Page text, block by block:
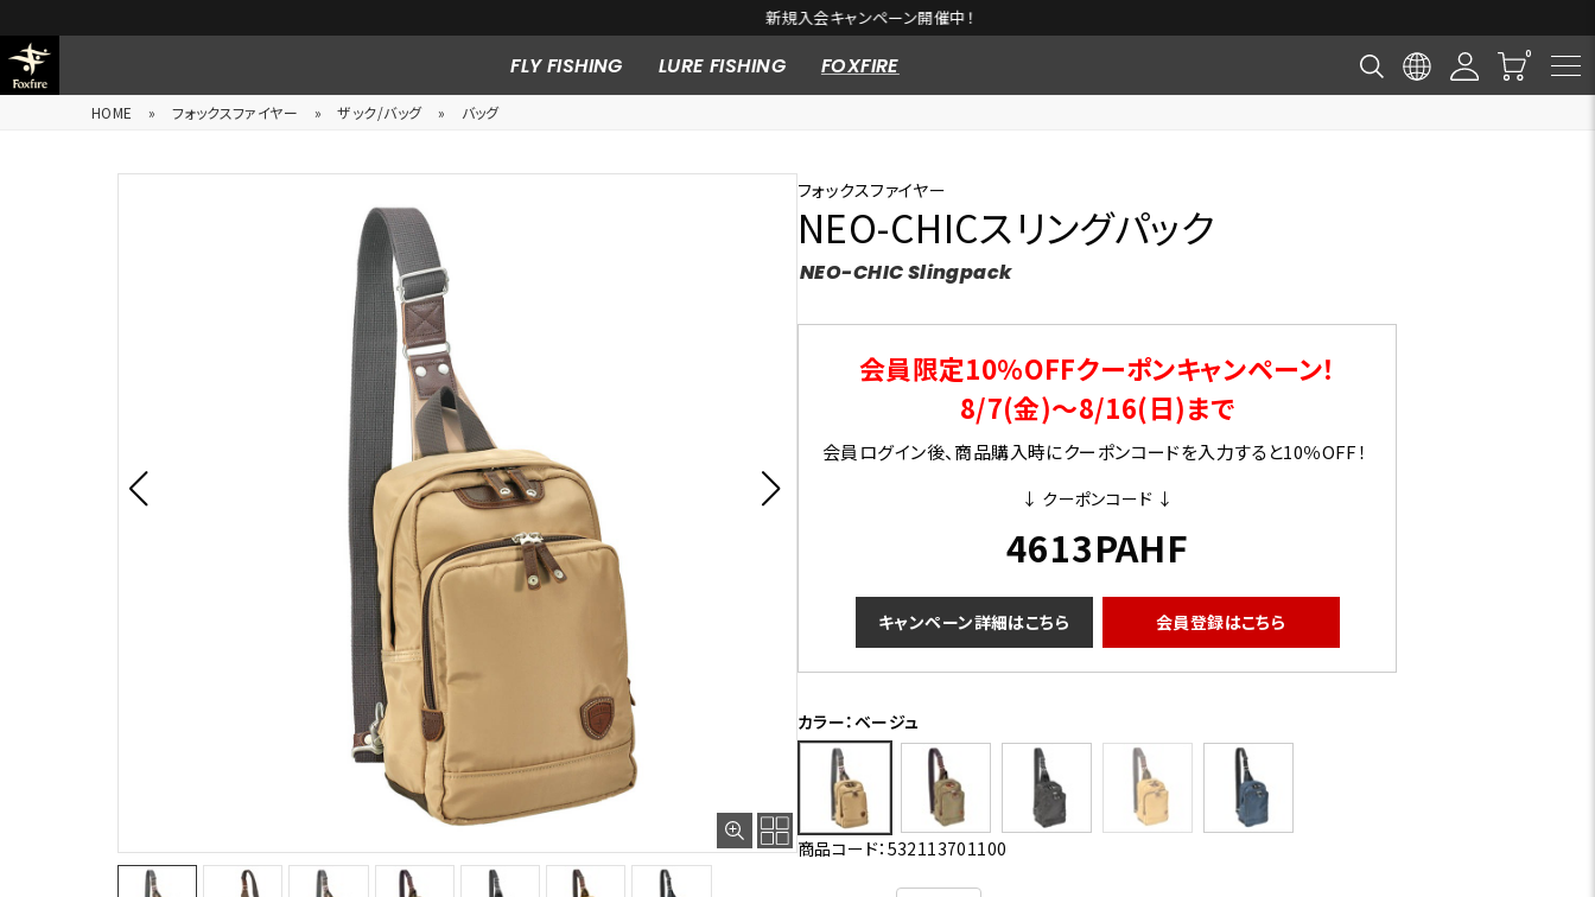
新規入会キャンペーン開催中！
FLY FISHING LURE FISHING FOXFIRE
HOME » フォックスファイヤー » ザック/バッグ » バッグ
フォックスファイヤー
NEO-CHICスリングパック
NEO-CHIC Slingpack
会員限定10％OFFクーポンキャンペーン！
8/7(金)～8/16(日)まで
会員ログイン後、商品購入時にクーポンコードを入力すると10％OFF！
↓ クーポンコード ↓
4613PAHF
キャンペーン詳細はこちら 会員登録はこちら
カラー：ベージュ
商品コード：532113701100